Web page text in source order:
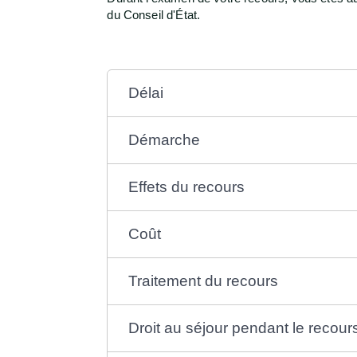
du Conseil d'État.
Délai
Démarche
Effets du recours
Coût
Traitement du recours
Droit au séjour pendant le